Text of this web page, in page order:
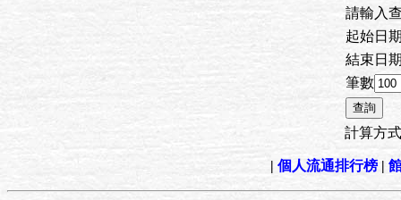
請輸入
起始日
結束日
筆數
計算方
| 個人流通排行榜 |